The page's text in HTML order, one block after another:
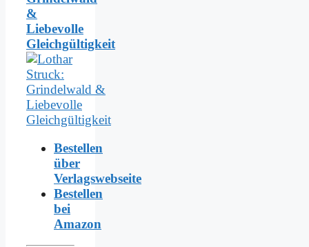
&
Liebevolle
Gleichgültigkeit
Bestellen
über
Verlagswebseite
Bestellen
bei
Amazon